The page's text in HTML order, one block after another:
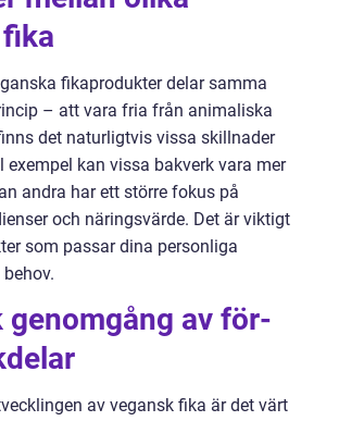
fikaprodukter delar samma
– att vara fria från animaliska
det naturligtvis vissa skillnader
exempel kan vissa bakverk vara mer
andra har ett större fokus på
och näringsvärde. Det är viktigt
som passar dina personliga
genomgång av för-
av vegansk fika är det värt